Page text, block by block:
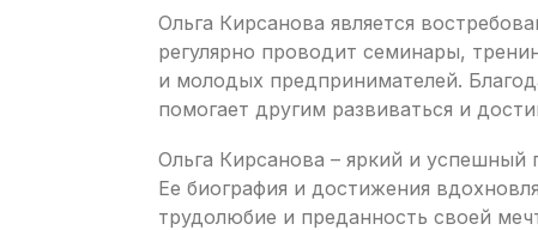
Ольга Кирсанова является
регулярно проводит семинары,
и молодых предпринимателей.
помогает другим развиваться и
Ольга Кирсанова – яркий и успешный
Ее биография и достижения
трудолюбие и преданность своей